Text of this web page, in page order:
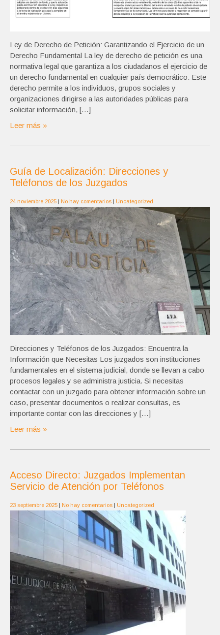
Ley de Derecho de Petición: Garantizando el Ejercicio de un
Derecho Fundamental La ley de derecho de petición es una
normativa legal que garantiza a los ciudadanos el ejercicio de
un derecho fundamental en cualquier país democrático. Este
derecho permite a los individuos, grupos sociales y
organizaciones dirigirse a las autoridades públicas para
solicitar información, […]
Leer más »
Guía de Localización: Direcciones y
Teléfonos de los Juzgados
24 noviembre 2025 | No hay comentarios | Uncategorized
Direcciones y Teléfonos de los Juzgados: Encuentra la
Información que Necesitas Los juzgados son instituciones
fundamentales en el sistema judicial, donde se llevan a cabo
procesos legales y se administra justicia. Si necesitas
contactar con un juzgado para obtener información sobre un
caso, presentar documentos o realizar consultas, es
importante contar con las direcciones y […]
Leer más »
Acceso Directo: Juzgados Implementan
Servicio de Atención por Teléfonos
23 septiembre 2025 No hay comentarios Uncategorized